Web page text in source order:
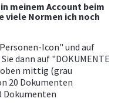
meinem Account beim
viele Normen ich noch
Icon" und auf
dann auf "DOKUMENTE
oben mittig (grau
20 Dokumenten
Dokumenten